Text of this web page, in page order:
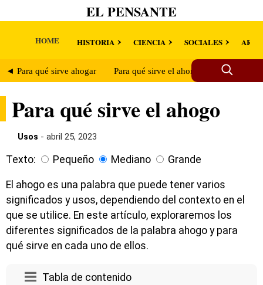
EL PENSANTE
HOME HISTORIA CIENCIA SOCIALES
◄ Para qué sirve ahogar Para qué sirve el ahondamiento ►
Para qué sirve el ahogo
Usos - abril 25, 2023
Texto: Pequeño Mediano Grande
El ahogo es una palabra que puede tener varios
significados y usos, dependiendo del contexto en el
que se utilice. En este artículo, exploraremos los
diferentes significados de la palabra ahogo y para
qué sirve en cada uno de ellos.
Tabla de contenido